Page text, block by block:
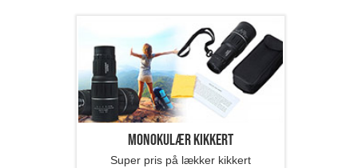
Monokulær kikkert
Super pris på lækker kikkert